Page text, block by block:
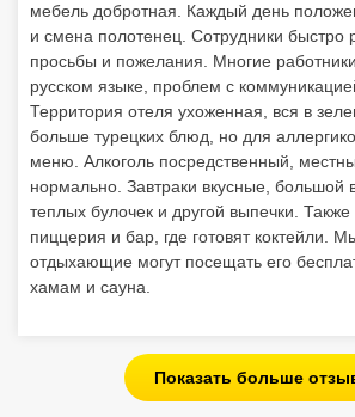
мебель добротная. Каждый день
и смена полотенец. Сотрудники быстро
просьбы и пожелания. Многие
русском языке, проблем с
Территория отеля ухоженная, вся в
больше турецких блюд, но для
меню. Алкоголь посредственный,
нормально. Завтраки вкусные, большой
теплых булочек и другой выпечки. Также
пиццерия и бар, где готовят коктейли.
отдыхающие могут посещать его
хамам и сауна.
Показать больше